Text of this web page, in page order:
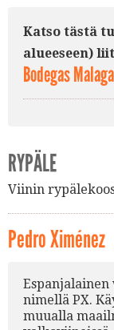
Katso tästä
alueeseen)
Bodegas
RYPÄLE
Viinin
Pedro Ximénez
nimellä PX.
muualla